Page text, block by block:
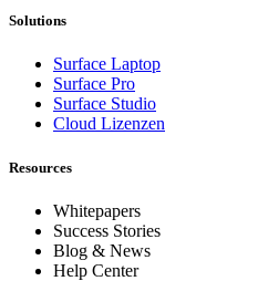
Solutions
Surface Laptop
Surface Pro
Surface Studio
Cloud Lizenzen
Resources
Whitepapers
Success Stories
Blog & News
Help Center